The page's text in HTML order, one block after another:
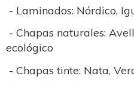
- Laminados: Nórdico,
- Chapas naturales:
ecológico
- Chapas tinte: Nata,